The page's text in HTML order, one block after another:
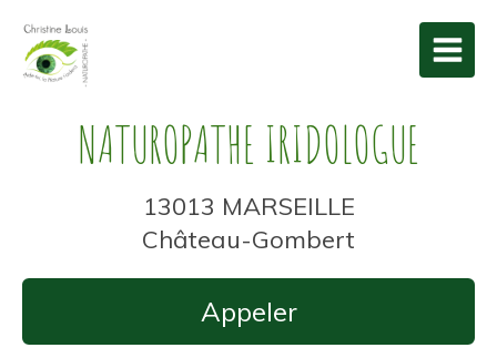
NATUROPATHE IRIDOLOGUE
13013 MARSEILLE
Château-Gombert
Appeler